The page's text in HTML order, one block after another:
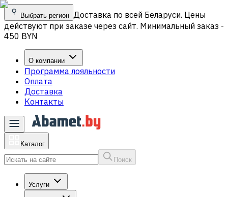
Выбрать регион Доставка по всей Беларуси. Цены
действуют при заказе через сайт. Минимальный заказ -
450 BYN
О компании
Программа лояльности
Оплата
Доставка
Контакты
Каталог
Поиск
Услуги